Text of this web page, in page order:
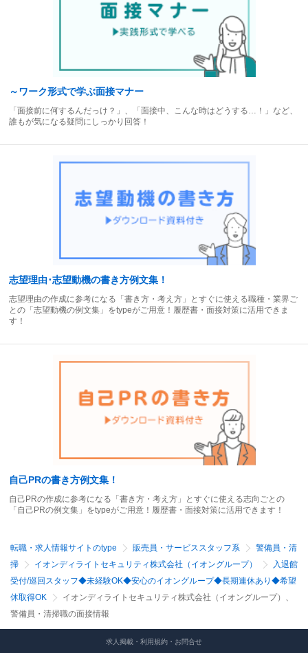
～ワーク形式で学ぶ面接マナー
「面接前に何するんだっけ？」、「面接中、こんな時はどうする…！」など、
誰もが気になる疑問にしっかり回答！
志望理由･志望動機の書き方例文集！
志望理由の作成に参考になる「書き方・考え方」とすぐに使える職種・業界ご
との「志望動機の例文集」をtypeがご用意！履歴書・面接対策に活用できま
す！
自己PRの書き方例文集！
自己PRの作成に参考になる「書き方・考え方」とすぐに使える志向ごとの
「自己PRの例文集」をtypeがご用意！履歴書・面接対策に活用できます！
転職・求人情報サイトのtype 販売員・サービススタッフ系
警備員・清
掃
イオンディライトセキュリティ株式会社（イオングループ）
入退館
受付/巡回スタッフ◆未経験OK◆安心のイオングループ◆長期連休あり◆希望
休取得OK
イオンディライトセキュリティ株式会社（イオングループ）、
警備員・清掃職の面接情報
求人掲載・利用規約・お問合せ